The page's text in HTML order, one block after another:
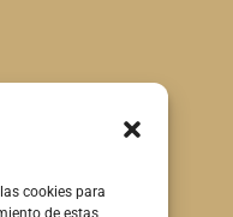
cookies para
de estas